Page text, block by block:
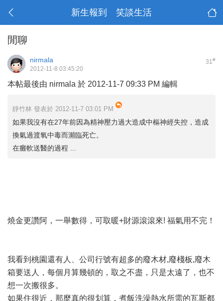
新生報到 笑談生活
閒聊
31#
nirmala
2012-11-8 03:45:20
本帖最後由 nirmala 於 2012-11-7 09:33 PM 編輯
靜竹林 發表於 2012-11-7 03:01 PM
如果我沒有在27年前因為精神壓力過大造成中樞神經失控，造成
換氣過渡氧中毒而瀕臨死亡。
在癱軟送醫的過程 ...
燒金更讚阿，一舉數得，可取暖+財源滾滾來! 福氣用不完！
我看到桃園還有人、公司行號有超多的廢木材,廢棧板,廢木
箱要送人，每個月算幾頓的，取之不盡，只是太遠了，也不
想一次搬很多。
如果住很近，那麼真的很划算，煮飯洗澡熱水所需的瓦斯都